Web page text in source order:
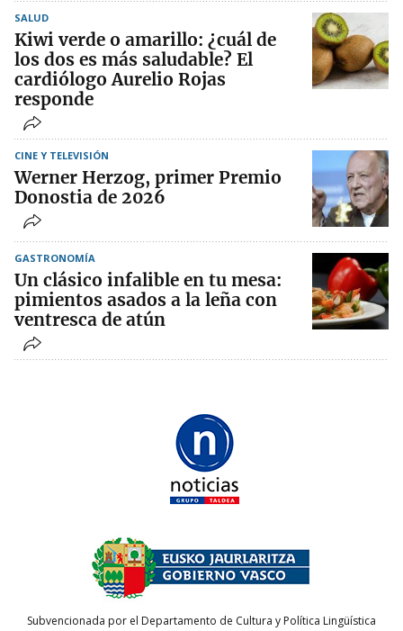
SALUD
Kiwi verde o amarillo: ¿cuál de
los dos es más saludable? El
cardiólogo Aurelio Rojas
responde
CINE Y TELEVISIÓN
Werner Herzog, primer Premio
Donostia de 2026
GASTRONOMÍA
Un clásico infalible en tu mesa:
pimientos asados a la leña con
ventresca de atún
Subvencionada por el Departamento de Cultura y Política Lingüística